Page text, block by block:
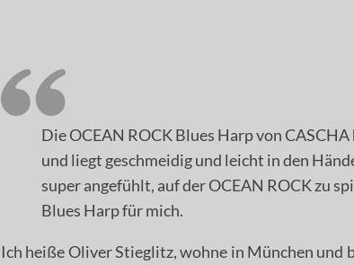
Die OCEAN ROCK Blues Harp von
und liegt geschmeidig und leicht in den
super angefühlt, auf der OCEAN ROCK zu
Blues Harp für mich.
Ich heiße Oliver Stieglitz, wohne in München und